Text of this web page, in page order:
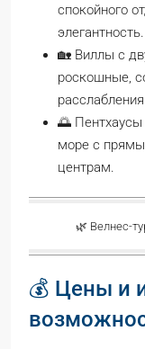
спокойного
элегантность.
🏡 Виллы с
роскошные,
🌅
море с
центрам.
🌿 Велнес-
💰 Цены и